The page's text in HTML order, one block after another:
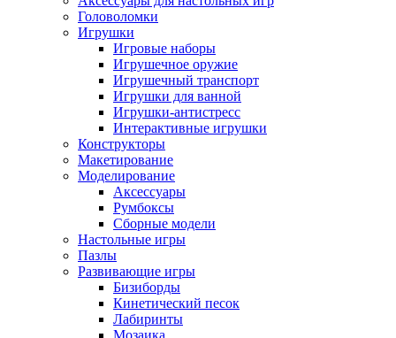
Головоломки
Игрушки
Игровые наборы
Игрушечное оружие
Игрушечный транспорт
Игрушки для ванной
Игрушки-антистресс
Интерактивные игрушки
Конструкторы
Макетирование
Моделирование
Аксессуары
Румбоксы
Сборные модели
Настольные игры
Пазлы
Развивающие игры
Бизиборды
Кинетический песок
Лабиринты
Мозаика